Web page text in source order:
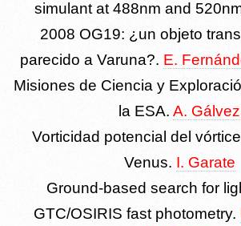
simulant at 488nm and
2008 OG19: ¿un objeto
parecido a Varuna?. E.
Misiones de Ciencia y
la ESA. A. Gálvez
Vorticidad potencial del
Venus. I. Garate
Ground-based search for
GTC/OSIRIS fast photometry.